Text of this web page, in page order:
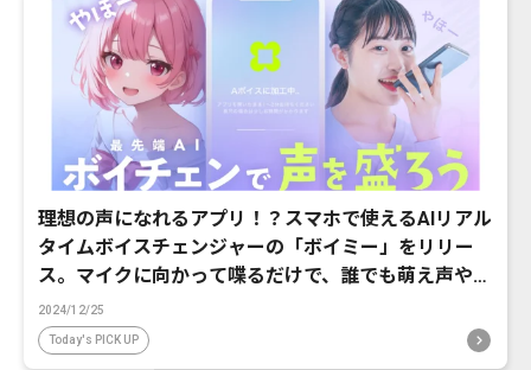
理想の声になれるアプリ！？スマホで使えるAIリアル
タイムボイスチェンジャーの「ボイミー」をリリー
ス。マイクに向かって喋るだけで、誰でも萌え声やイ
ケボ風に音声変換が可能に。
2024/12/25
Today's PICK UP